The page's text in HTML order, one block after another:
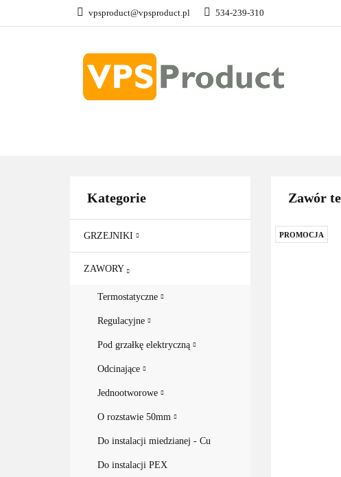
vpsproduct@vpsproduct.pl 534-239-310
GRZEJNIKI
Kategorie
GRZEJNIKI
ZAWORY
Termostatyczne
Regulacyjne
Pod grzałkę elektryczną
Odcinające
Jednootworowe
O rozstawie 50mm
Do instalacji miedzianej - Cu
Do instalacji PEX
Zawór
PROMOCJA